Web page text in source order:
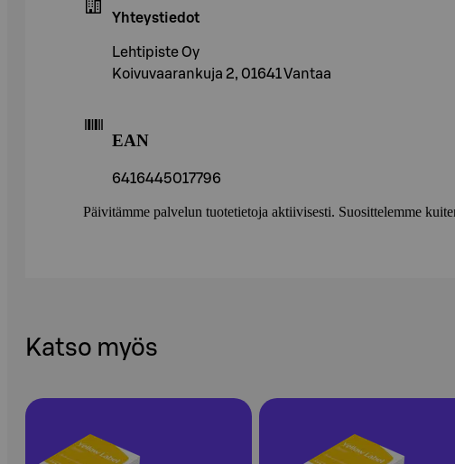
Yhteystiedot
Lehtipiste Oy
Koivuvaarankuja 2, 01641 Vantaa
EAN
6416445017796
Päivitämme palvelun tuotetietoja aktiivisesti. Suosittelemme
Katso myös